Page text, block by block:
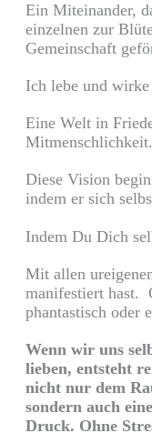
Ein Miteinander,
einzelnen zur
Gemeinschaft
Ich lebe und
Eine Welt in
Mitmenschlichkeit.
Diese Vision
indem er sich
Indem Du Dich
Mit allen
manifestiert hast.
phantastisch oder
Wenn wir uns
lieben, entsteht
nicht nur dem
sondern auch
Druck. Ohne